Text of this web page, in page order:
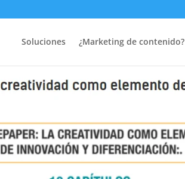
Soluciones ¿Marketing de contenido?